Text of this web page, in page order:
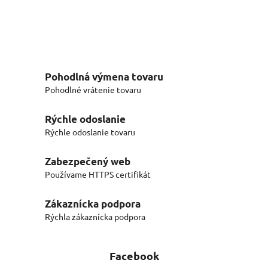
Pohodlná výmena tovaru
Pohodlné vrátenie tovaru
Rýchle odoslanie
Rýchle odoslanie tovaru
Zabezpečený web
Používame HTTPS certifikát
Zákaznícka podpora
Rýchla zákaznícka podpora
Facebook